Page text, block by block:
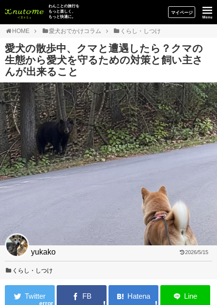
イヌトミィ
わんことの旅行を
もっと楽しく、
もっと快適に。
マイページ
HOME 愛犬おでかけコラム くらし・しつけ
愛犬の散歩中、クマと遭遇したら？クマの
生態から愛犬を守るための対策と飼い主さ
んが出来ること
yukako 2026/5/15
くらし・しつけ
error